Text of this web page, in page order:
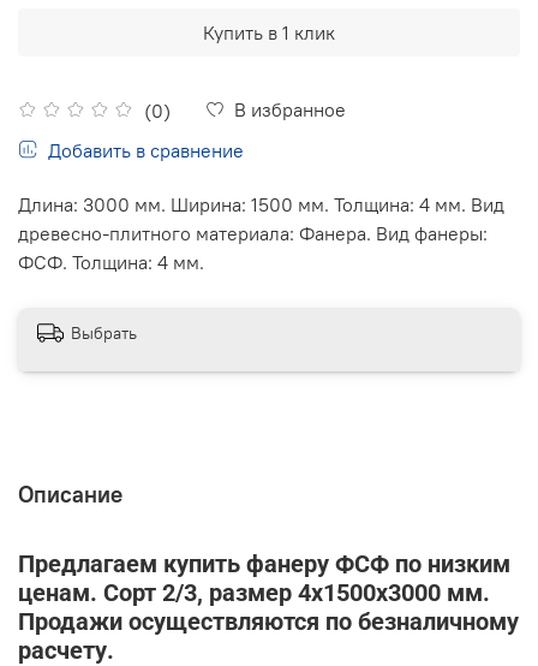
(0)
В избранное
Добавить в сравнение
Купить в 1 клик
Длина: 3000 мм. Ширина: 1500 мм. Толщина: 4 мм. Вид
древесно-плитного материала: Фанера. Вид фанеры:
ФСФ. Толщина: 4 мм.
Выбрать
Описание
Предлагаем купить фанеру ФСФ по низким
ценам. Сорт 2/3, размер 4х1500х3000 мм.
Продажи осуществляются по безналичному
расчету.